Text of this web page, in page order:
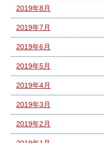
2019年8月
2019年7月
2019年6月
2019年5月
2019年4月
2019年3月
2019年2月